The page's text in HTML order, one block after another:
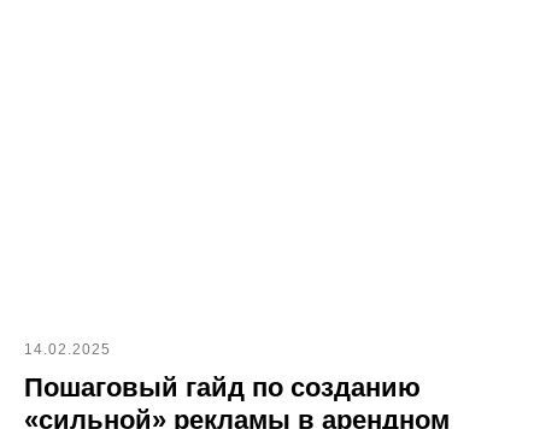
14.02.2025
Пошаговый гайд по созданию
«сильной» рекламы в арендном